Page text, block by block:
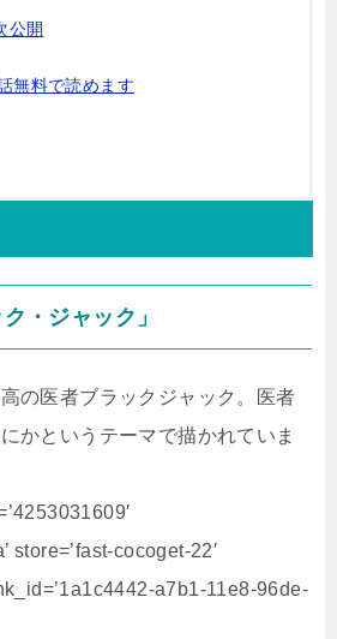
公開
無料で読めます
・ジャック」
の医者ブラックジャック。医者
かというテーマで描かれていま
store=’fast-cocoget-22′
a7b1-11e8-96de-